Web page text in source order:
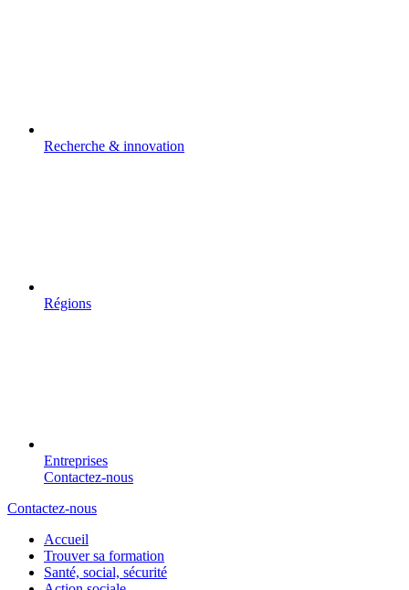
Recherche & innovation
Régions
Entreprises
Contactez-nous
Contactez-nous
Accueil
Trouver sa formation
Santé, social, sécurité